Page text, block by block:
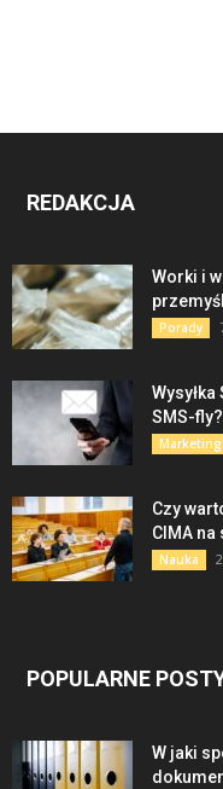
REDAKCJA
Worki i
Porady
SMS-fly?
Marketing
Czy
CIMA
Nauka
POPULARNE
W jaki